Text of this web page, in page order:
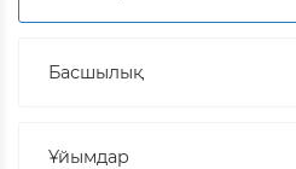
Басшылық
Ұйымдар